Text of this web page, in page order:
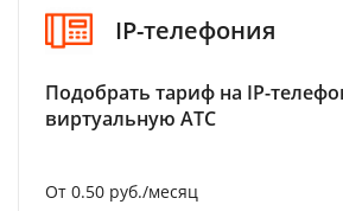
IP-телефония
Подобрать тариф на IP-
виртуальную АТС
От 0.50 руб./месяц